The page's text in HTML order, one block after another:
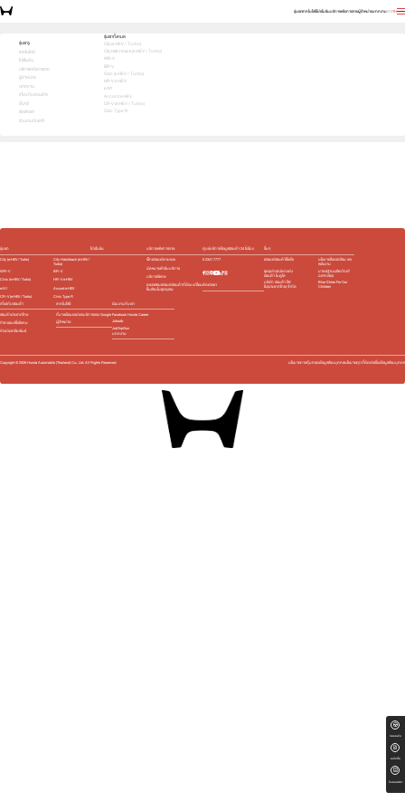
รุ่นรถเทคโนโลยีโปรโมชันบริการหลังการขายผู้จำหน่ายบทความENTH
รุ่นรถ
เทคโนโลยี
โปรโมชัน
บริการหลังการขาย
ผู้จำหน่าย
บทความ
เกี่ยวกับฮอนด้า
อื่นๆ
ติดต่อเรา
ร่วมงานกับเรา
รุ่นรถทั้งหมด
City (e:HEV / Turbo)
City Hatchback (e:HEV / Turbo)
WR-V
BR-V
Civic (e:HEV / Turbo)
HR-V e:HEV
e:N1
Accord e:HEV
CR-V (e:HEV / Turbo)
Civic Type R
ทดลองขับ
สนใจซื้อ
ใบเสนอราคา
เลือกคันที่ใช่ แล้วพบข้อเสนอที่ตรงใจ
3 เลือกคันที่ใช่
รุ่นรถ
City (e:HEV / Turbo)
City Hatchback (e:HEV /
Turbo)
WR-V
BR-V
Civic (e:HEV / Turbo)
HR-V e:HEV
e:N1
Accord e:HEV
CR-V (e:HEV / Turbo)
Civic Type R
โปรโมชัน
บริการหลังการขาย
เช็กรถยนต์ตามระยะ
นัดหมายเข้ารับบริการ
บริการพิเศษ
ตรวจสอบรถยนต์ฮอนด้าที่ต้อง เปลี่ยน
ชิ้นส่วนในชุดถุงลม
ศูนย์บริการข้อมูลฮอนด้า 24 ชั่วโมง
0 2341 7777
ติดต่อเรา
อื่นๆ
รถยนต์ฮอนด้าใช้แล้ว
นโยบายสิ่งแวดล้อม และ
พลังงาน
ชุดอุปกรณ์ตกแต่ง​
ฮอนด้า โมดูโล
มาตรฐานผลิตภัณฑ์
ฉลากเขียว
บริษัท ฮอนด้า ลีส
ซิ่ง(ประเทศไทย) จำกัด
Blue Skies For Our
Children
เกี่ยวกับฮอนด้า
ฮอนด้าประเทศไทย
กิจกรรมเพื่อสังคม
ข่าวประชาสัมพันธ์
เทคโนโลยี
ที่มาพร้อมแอปและบริการของ Google
ผู้จำหน่าย
ร่วมงานกับเรา
Facebook Honda Career
Jobsdb
JobTopGun
บทความ
Copyright ©2026Honda Automobile (Thailand) Co., Ltd. All Rights Reserved. นโยบายการคุ้มครองข้อมูลส่วนบุคคลนโยบายคุกกี้ติดต่อเรื่องข้อมูลส่วนบุคคล